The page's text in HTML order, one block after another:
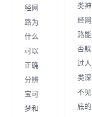
经网
路为
什么
可以
正确
分辨
宝可
梦和
类神
经网
路能
否躲
过人
类深
不见
底的